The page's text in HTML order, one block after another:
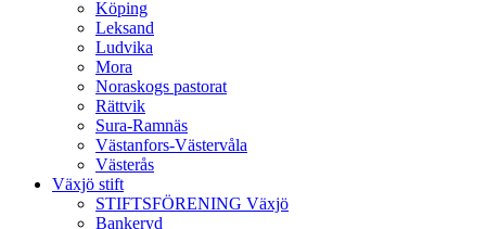
Köping
Leksand
Ludvika
Mora
Noraskogs pastorat
Rättvik
Sura-Ramnäs
Västanfors-Västervåla
Västerås
Växjö stift
STIFTSFÖRENING Växjö
Bankeryd